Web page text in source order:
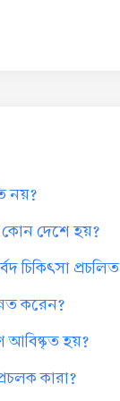
নয়?
কোন দেশে হয়?
করেন?
আবিষ্কৃত হয়?
কারা?